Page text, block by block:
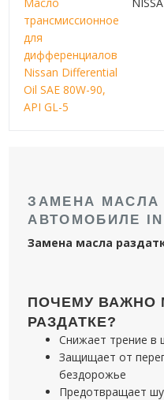
трансмиссионное
для
дифференциалов
Nissan Differential
Oil SAE 80W-90,
API GL-5
ЗАМЕНА МАСЛА
АВТОМОБИЛЕ
Замена масла
ПОЧЕМУ ВАЖНО
РАЗДАТКЕ?
Снижает трение в
Защищает от
бездорожье
Предотвращает